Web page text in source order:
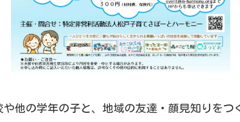
他の学年の子と、地域の友達・顔見知りをつ